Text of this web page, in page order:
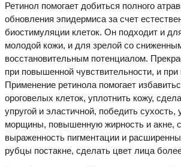
Ретинол помогает добиться полного
обновления эпидермиса за счет
биостимуляции клеток. Он подходит и
молодой кожи, и для зрелой со
восстановительным потенциалом.
при повышенной чувствительности, и при
Применение ретинола помогает
ороговелых клеток, уплотнить кожу,
упругой и эластичной, победить сухость,
морщины, повышенную жирность и акне,
выраженность пигментации и
рубцы постакне, сделать цвет лица